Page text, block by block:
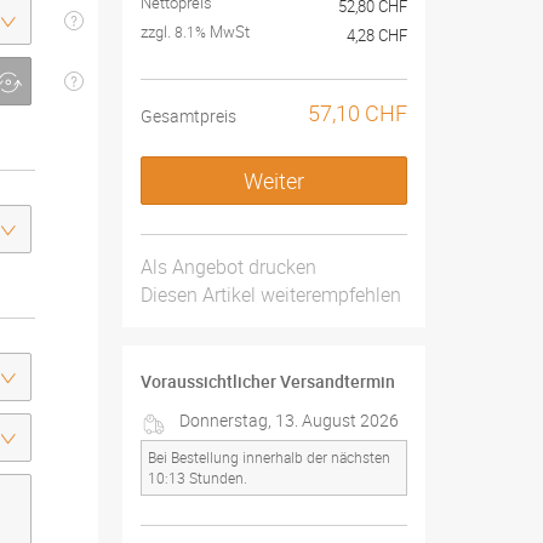
52,80 CHF
zzgl. 8.1% MwSt 4,28 CHF
Gesamtpreis 57,10 CHF
Weiter
Als Angebot drucken
Diesen Artikel weiterempfehlen
Voraussichtlicher Versandtermin
Donnerstag, 13. August 2026
Bei Bestellung innerhalb der nächsten
10:13 Stunden.